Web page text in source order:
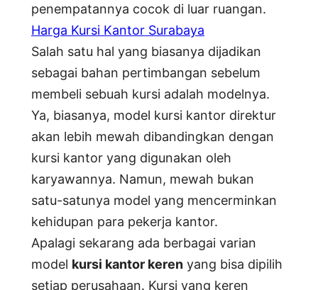
penempatannya cocok di luar ruangan.
Harga Kursi Kantor Surabaya
Salah satu hal yang biasanya dijadikan
sebagai bahan pertimbangan sebelum
membeli sebuah kursi adalah modelnya.
Ya, biasanya, model kursi kantor direktur
akan lebih mewah dibandingkan dengan
kursi kantor yang digunakan oleh
karyawannya. Namun, mewah bukan
satu-satunya model yang mencerminkan
kehidupan para pekerja kantor.
Apalagi sekarang ada berbagai varian
model kursi kantor keren yang bisa dipilih
setiap perusahaan. Kursi yang keren